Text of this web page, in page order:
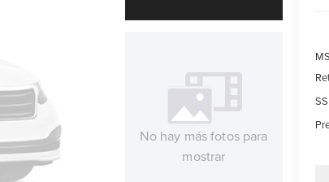
No hay más fotos para
mostrar